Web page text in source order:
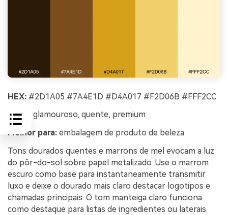
HEX: #2D1A05 #7A4E1D #D4A017 #F2D06B #FFF2CC
Clima:
glamouroso, quente, premium
Melhor para: embalagem de produto de beleza
Tons dourados quentes e marrons de mel evocam a luz
do pôr-do-sol sobre papel metalizado. Use o marrom
escuro como base para instantaneamente transmitir
luxo e deixe o dourado mais claro destacar logotipos e
chamadas principais. O tom manteiga claro funciona
como destaque para listas de ingredientes ou laterais.